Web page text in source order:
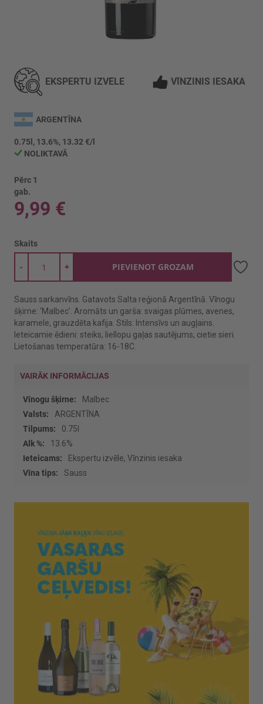
uz
galerijas
sākumu
EKSPERTU IZVĒLE VĪNZINIS IESAKA
ARGENTĪNA
0.75l, 13.6%, 13.32 €/l
NOLIKTAVĀ
Pērc 1
gab.
9,99 €
Skaits
+
- PIEVIENOT GROZAM
Sauss sarkanvīns. Gatavots Salta reģionā Argentīnā. Vīnogu
šķirne: 'Malbec'. Aromāts un garša: svaigas plūmes, avenes,
karamele, grauzdēta kafija. Stils: Intensīvs un augļains.
Ieteicamie ēdieni: steiks, liellopu gaļas sautējums, cietie sieri.
Lietošanas temperatūra: 16-18C.
VAIRĀK INFORMĀCIJAS
Vairāk
informācijas
Malbec
ARGENTĪNA
0.75l
13.6%
Ekspertu izvēle, Vīnzinis iesaka
Sauss